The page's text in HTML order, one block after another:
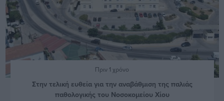
Πριν 1 χρόνο
Στην τελική ευθεία για την αναβάθμιση της παλιάς
παθολογικής του Νοσοκομείου Χίου